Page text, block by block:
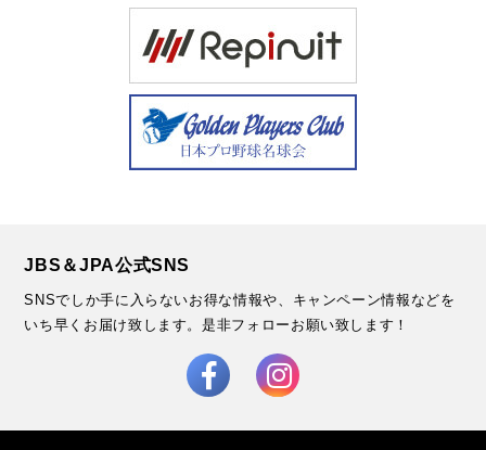
JBS＆JPA公式SNS
SNSでしか手に入らないお得な情報や、キャンペーン情報などを
いち早くお届け致します。是非フォローお願い致します！